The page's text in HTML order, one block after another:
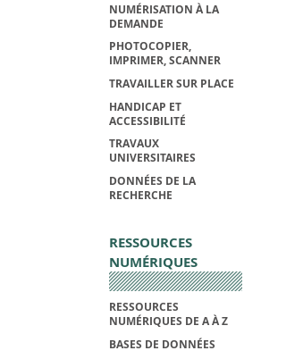
NUMÉRISATION À LA
DEMANDE
PHOTOCOPIER,
IMPRIMER, SCANNER
TRAVAILLER SUR PLACE
HANDICAP ET
ACCESSIBILITÉ
TRAVAUX
UNIVERSITAIRES
DONNÉES DE LA
RECHERCHE
RESSOURCES
NUMÉRIQUES
RESSOURCES
NUMÉRIQUES DE A À Z
BASES DE DONNÉES